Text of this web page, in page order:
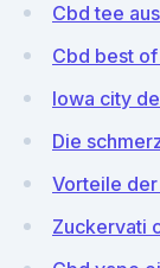
Cbd tee
Cbd best
Iowa city
Die
Vorteile
Zuckervati